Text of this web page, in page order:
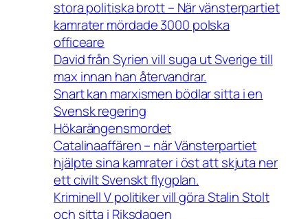
stora politiska brott – När vänsterpartiet
kamrater mördade 3000 polska
officeare
David från Syrien vill suga ut Sverige till
max innan han återvandrar.
Snart kan marxismen bödlar sitta i en
Svensk regering
Hökarängensmordet
Catalinaaffären – när Vänsterpartiet
hjälpte sina kamrater i öst att skjuta ner
ett civilt Svenskt flygplan.
Kriminell V politiker vill göra Stalin Stolt
och sitta i Riksdagen